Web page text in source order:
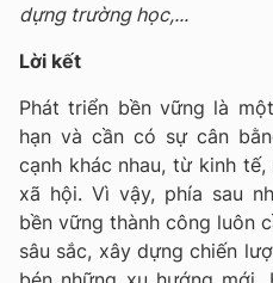
dựng trường học,...
Lời kết
Phát triển bền vững là
hạn và cần có sự cân
cạnh khác nhau, từ kinh
xã hội. Vì vậy, phía sau
bền vững thành công luôn
sâu sắc, xây dựng chiến